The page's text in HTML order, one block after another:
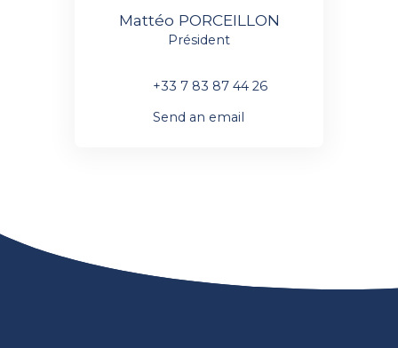
Mattéo PORCEILLON
Président
+33 7 83 87 44 26
Send an email